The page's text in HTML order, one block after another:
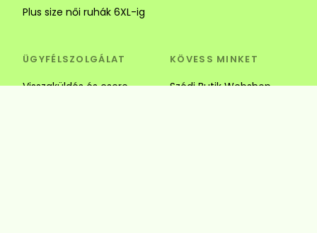
Plus size női ruhák 6XL-ig
ÜGYFÉLSZOLGÁLAT
Visszaküldés és csere
KÖVESS MINKET
Szédi Butik Webshop